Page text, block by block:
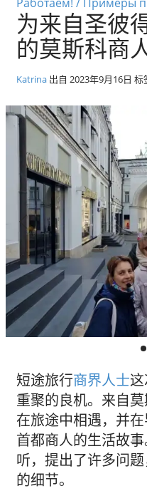
为来自圣彼
的莫斯科商
Katrina出自 2023年9月16日 标
短途旅行商界人士
重聚的良机。来自
在旅途中相遇，并
首都商人的生活故
听，提出了许多问
的细节。